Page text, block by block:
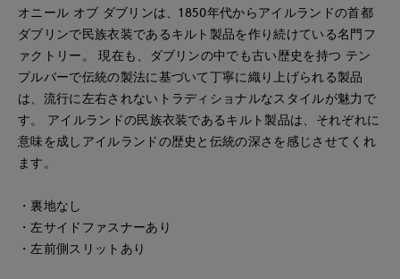
オニール オブ ダブリンは、1850年代からアイルランドの首都
ダブリンで民族衣装であるキルト製品を作り続けている名門フ
ァクトリー。 現在も、ダブリンの中でも古い歴史を持つ テン
プルバーで伝統の製法に基づいて丁寧に織り上げられる製品
は、流行に左右されないトラディショナルなスタイルが魅力で
す。 アイルランドの民族衣装であるキルト製品は、それぞれに
意味を成しアイルランドの歴史と伝統の深さを感じさせてくれ
ます。
・裏地なし
・左サイドファスナーあり
・左前側スリットあり